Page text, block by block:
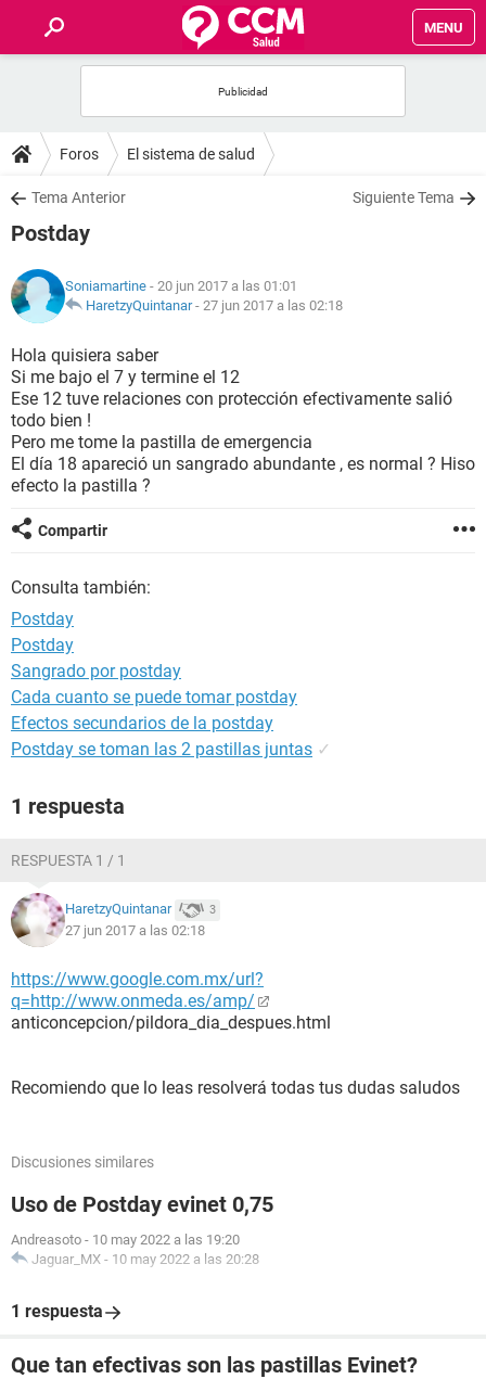
MENU
FOROS
SALUD
NUTRICIÓN
BIENESTAR
SEXUALIDAD
GLOSARIO
Foros El sistema de salud
Tema Anterior Siguiente Tema
Postday
Soniamartine - 20 jun 2017 a las 01:01
HaretzyQuintanar- 27 jun 2017 a las 02:18
Hola quisiera saber
Si me bajo el 7 y termine el 12
Ese 12 tuve relaciones con protección efectivamente salió
todo bien !
Pero me tome la pastilla de emergencia
El día 18 apareció un sangrado abundante , es normal ? Hiso
efecto la pastilla ?
Compartir
Consulta también:
Postday
Postday
Sangrado por postday
Cada cuanto se puede tomar postday
Efectos secundarios de la postday
Postday se toman las 2 pastillas juntas ✓
1 respuesta
RESPUESTA 1 / 1
HaretzyQuintanar 3
27 jun 2017 a las 02:18
https://www.google.com.mx/url?
q=http://www.onmeda.es/amp/
anticoncepcion/pildora_dia_despues.html
Recomiendo que lo leas resolverá todas tus dudas saludos
Discusiones similares
Uso de Postday evinet 0,75
Andreasoto - 10 may 2022 a las 19:20
Jaguar_MX - 10 may 2022 a las 20:28
1 respuesta
Que tan efectivas son las pastillas Evinet?